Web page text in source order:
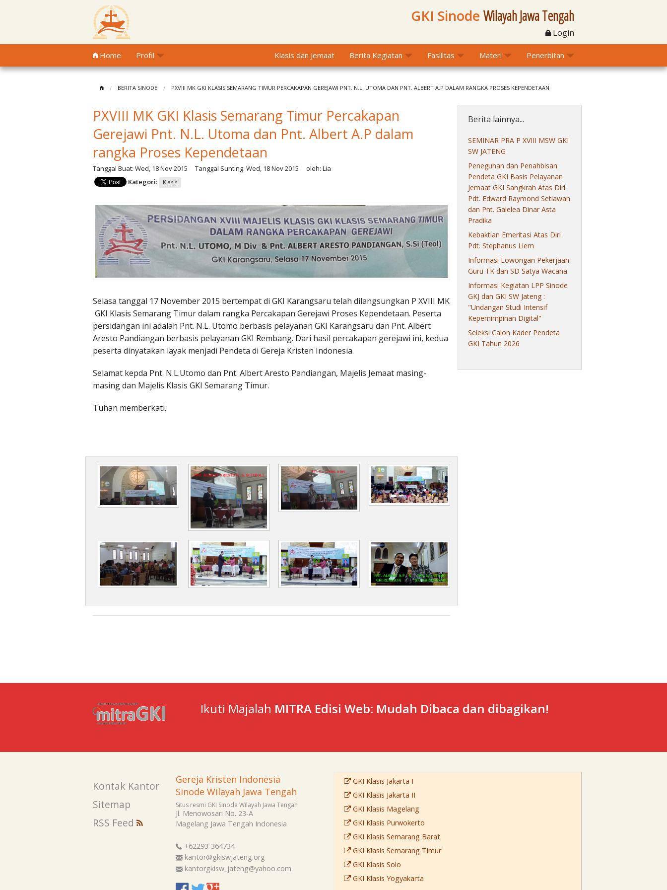
GKI Sinode Wilayah Jawa Tengah
Login
Home Profil Klasis dan Jemaat Berita Kegiatan Fasilitas Materi Penerbitan
BERITA SINODE PXVIII MK GKI KLASIS SEMARANG TIMUR PERCAKAPAN GEREJAWI PNT. N.L. UTOMA DAN PNT. ALBERT A.P DALAM RANGKA PROSES KEPENDETAAN
PXVIII MK GKI Klasis Semarang Timur Percakapan
Gerejawi Pnt. N.L. Utoma dan Pnt. Albert A.P dalam
rangka Proses Kependetaan
Tanggal Buat: Wed, 18 Nov 2015 Tanggal Sunting: Wed, 18 Nov 2015 oleh: Lia
Kategori:
Klasis
Selasa tanggal 17 November 2015 bertempat di GKI Karangsaru telah dilangsungkan P XVIII MK
GKI Klasis Semarang Timur dalam rangka Percakapan Gerejawi Proses Kependetaan. Peserta
persidangan ini adalah Pnt. N.L. Utomo berbasis pelayanan GKI Karangsaru dan Pnt. Albert
Aresto Pandiangan berbasis pelayanan GKI Rembang. Dari hasil percakapan gerejawi ini, kedua
peserta dinyatakan layak menjadi Pendeta di Gereja Kristen Indonesia.
Selamat kepda Pnt. N.L.Utomo dan Pnt. Albert Aresto Pandiangan, Majelis Jemaat masing-
masing dan Majelis Klasis GKI Semarang Timur.
Tuhan memberkati.
Berita lainnya...
SEMINAR PRA P XVIII MSW GKI
SW JATENG
Peneguhan dan Penahbisan
Pendeta GKI Basis Pelayanan
Jemaat GKI Sangkrah Atas Diri
Pdt. Edward Raymond Setiawan
dan Pnt. Galelea Dinar Asta
Pradika
Kebaktian Emeritasi Atas Diri
Pdt. Stephanus Liem
Informasi Lowongan Pekerjaan
Guru TK dan SD Satya Wacana
Informasi Kegiatan LPP Sinode
GKJ dan GKI SW Jateng :
"Undangan Studi Intensif
Kepemimpinan Digital"
Seleksi Calon Kader Pendeta
GKI Tahun 2026
Ikuti Majalah MITRA Edisi Web: Mudah Dibaca dan dibagikan!
Kontak Kantor
Sitemap
RSS Feed
Gereja Kristen Indonesia
Sinode Wilayah Jawa Tengah
Situs resmi GKI Sinode Wilayah Jawa Tengah
Jl. Menowosari No. 23-A
Magelang Jawa Tengah Indonesia
+62293-364734
kantor@gkiswjateng.org
kantorgkisw_jateng@yahoo.com
GKI Klasis Jakarta I
GKI Klasis Jakarta II
GKI Klasis Magelang
GKI Klasis Purwokerto
GKI Klasis Semarang Barat
GKI Klasis Semarang Timur
GKI Klasis Solo
GKI Klasis Yogyakarta